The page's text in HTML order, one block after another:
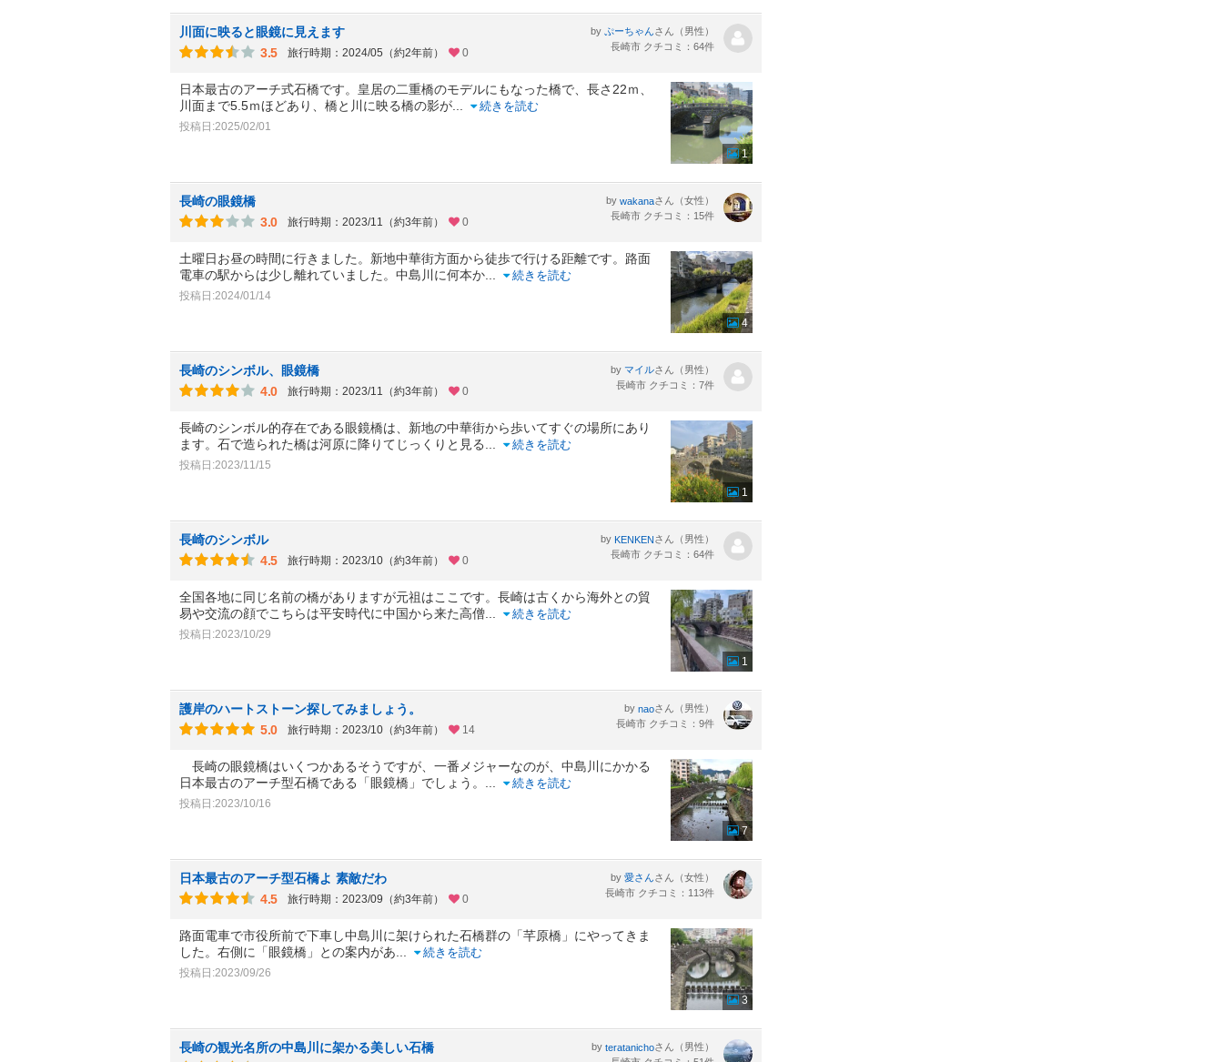
川面に映ると眼鏡に見えます
3.5
旅行時期：2024/05（約2年前） 0
by ぷーちゃんさん（男性）
長崎市 クチコミ：64件
日本最古のアーチ式石橋です。皇居の二重橋のモデルにもなった橋で、長さ22ｍ、
川面まで5.5ｍほどあり、橋と川に映る橋の影が
続きを読む
投稿日:2025/02/01
1
長崎の眼鏡橋
3.0
旅行時期：2023/11（約3年前） 0
by wakanaさん（女性）
長崎市 クチコミ：15件
土曜日お昼の時間に行きました。新地中華街方面から徒歩で行ける距離です。路面
電車の駅からは少し離れていました。中島川に何本か
続きを読む
投稿日:2024/01/14
4
長崎のシンボル、眼鏡橋
4.0
旅行時期：2023/11（約3年前） 0
by マイルさん（男性）
長崎市 クチコミ：7件
長崎のシンボル的存在である眼鏡橋は、新地の中華街から歩いてすぐの場所にあり
ます。石で造られた橋は河原に降りてじっくりと見る
続きを読む
投稿日:2023/11/15
1
長崎のシンボル
4.5
旅行時期：2023/10（約3年前） 0
by KENKENさん（男性）
長崎市 クチコミ：64件
全国各地に同じ名前の橋がありますが元祖はここです。長崎は古くから海外との貿
易や交流の顔でこちらは平安時代に中国から来た高僧
続きを読む
投稿日:2023/10/29
1
護岸のハートストーン探してみましょう。
5.0
旅行時期：2023/10（約3年前） 14
by naoさん（男性）
長崎市 クチコミ：9件
長崎の眼鏡橋はいくつかあるそうですが、一番メジャーなのが、中島川にかかる
日本最古のアーチ型石橋である「眼鏡橋」でしょう。
続きを読む
投稿日:2023/10/16
7
日本最古のアーチ型石橋よ 素敵だわ
4.5
旅行時期：2023/09（約3年前） 0
by 愛さんさん（女性）
長崎市 クチコミ：113件
路面電車で市役所前で下車し中島川に架けられた石橋群の「芊原橋」にやってきま
した。右側に「眼鏡橋」との案内があ
続きを読む
投稿日:2023/09/26
3
長崎の観光名所の中島川に架かる美しい石橋
by teratanichoさん（男性）